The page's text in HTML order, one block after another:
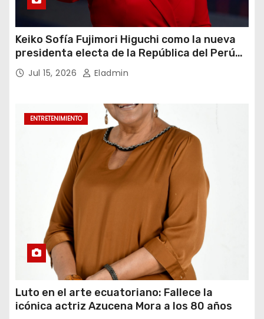
Keiko Sofía Fujimori Higuchi como la nueva
presidenta electa de la República del Perú
para el periodo constitucional 2026-2031
Jul 15, 2026 Eladmin
ENTRETENIMIENTO
Luto en el arte ecuatoriano: Fallece la
icónica actriz Azucena Mora a los 80 años